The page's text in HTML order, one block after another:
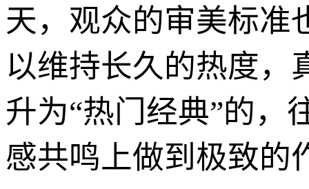
天，观众的审美标准
以维持长久的热度，
升为“热门经典”的，
感共鸣上做到极致的